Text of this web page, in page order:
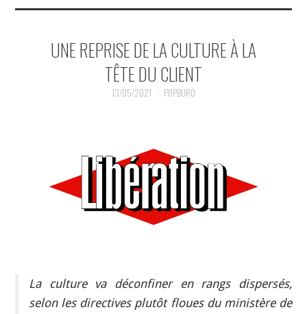
MUSIQUESACTUELLES.NET
GABBA GABBA HEY !
INDÉPENDANTS
UNE REPRISE DE LA CULTURE À LA
TÊTE DU CLIENT
13/05/2021 POPBURO
La culture va déconfiner en rangs dispersés,
selon les directives plutôt floues du ministère de